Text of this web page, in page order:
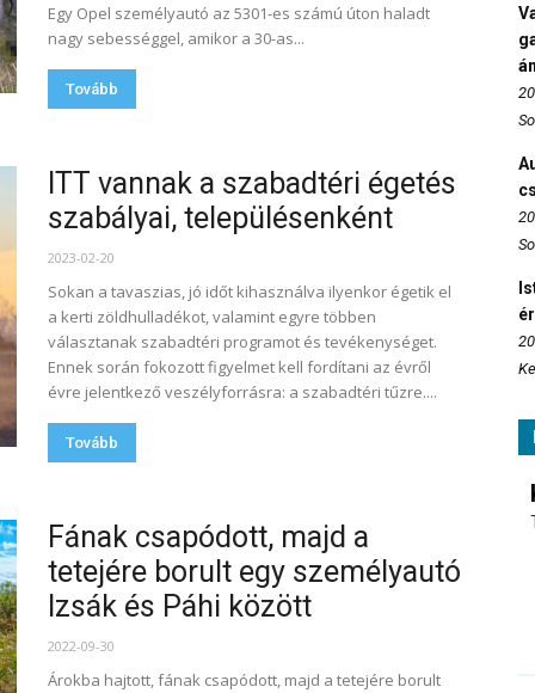
Egy Opel személyautó az 5301-es számú úton haladt
nagy sebességgel, amikor a 30-as...
Tovább
ITT vannak a szabadtéri égetés
szabályai, településenként
2023-02-20
Sokan a tavaszias, jó időt kihasználva ilyenkor égetik el
a kerti zöldhulladékot, valamint egyre többen
választanak szabadtéri programot és tevékenységet.
Ennek során fokozott figyelmet kell fordítani az évről
évre jelentkező veszélyforrásra: a szabadtéri tűzre....
Tovább
Fának csapódott, majd a
tetejére borult egy személyautó
Izsák és Páhi között
2022-09-30
Árokba hajtott, fának csapódott, majd a tetejére borult